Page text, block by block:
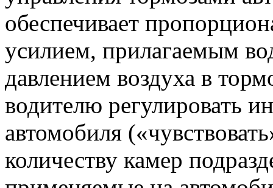
обеспечивает
усилием, прилагаемым
давлением воздуха в
водителю регулировать
автомобиля
количеству камер